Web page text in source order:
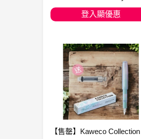
登入顯優惠